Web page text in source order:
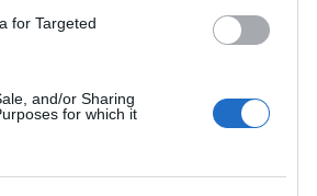
for Targeted
and/or Sharing
for which it
ist schon gewaltig mit Todesstoß.
du Den Q8 Torso, solange du aber noch im